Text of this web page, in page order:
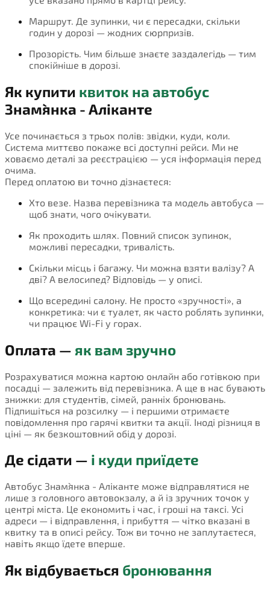
Маршрут. Де зупинки, чи є пересадки, скільки
годин у дорозі — жодних сюрпризів.
Прозорість. Чим більше знаєте заздалегідь — тим
спокійніше в дорозі.
Як купити квиток на автобус
Знам`янка - Аліканте
Усе починається з трьох полів: звідки, куди, коли.
Система миттєво покаже всі доступні рейси. Ми не
ховаємо деталі за реєстрацією — уся інформація перед
очима.
Перед оплатою ви точно дізнаєтеся:
Хто везе. Назва перевізника та модель автобуса —
щоб знати, чого очікувати.
Як проходить шлях. Повний список зупинок,
можливі пересадки, тривалість.
Скільки місць і багажу. Чи можна взяти валізу? А
дві? А велосипед? Відповідь — у описі.
Що всередині салону. Не просто «зручності», а
конкретика: чи є туалет, як часто роблять зупинки,
чи працює Wi-Fi у горах.
Оплата — як вам зручно
Розрахуватися можна картою онлайн або готівкою при
посадці — залежить від перевізника. А ще в нас бувають
знижки: для студентів, сімей, ранніх бронювань.
Підпишіться на розсилку — і першими отримаєте
повідомлення про гарячі квитки та акції. Іноді різниця в
ціні — як безкоштовний обід у дорозі.
Де сідати — і куди приїдете
Автобус Знам`янка - Аліканте може відправлятися не
лише з головного автовокзалу, а й із зручних точок у
центрі міста. Це економить і час, і гроші на таксі. Усі
адреси — і відправлення, і прибуття — чітко вказані в
квитку та в описі рейсу. Тож ви точно не заплутаєтеся,
навіть якщо їдете вперше.
Як відбувається бронювання